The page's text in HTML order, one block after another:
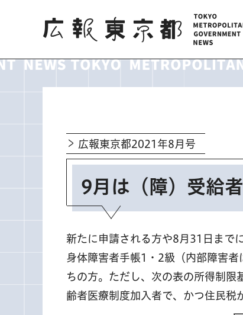
広報東京都
広報東京都2021年8月号
9月は（障）受給
新たに申請される方や8月31日まで
身体障害者手帳1・2級（内部障害
ちの方。ただし、次の表の所得制
齢者医療制度加入者で、かつ住民税